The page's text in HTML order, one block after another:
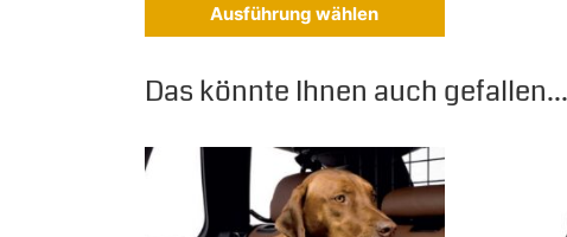
Ausführung wählen
Das könnte Ihnen auch gefallen...
Dieses Produkt weist mehrere Varianten auf.